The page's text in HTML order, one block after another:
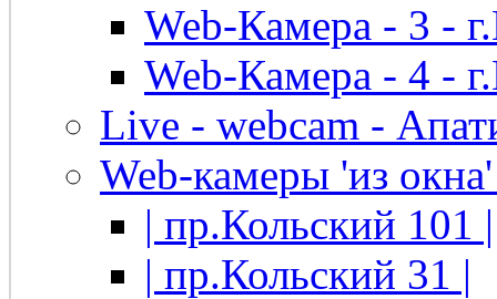
Web-Камера - 3 -
Web-Камера - 4 -
Live - webcam -
Web-камеры 'из
| пр.Кольский 101 |
| пр.Кольский 31 |